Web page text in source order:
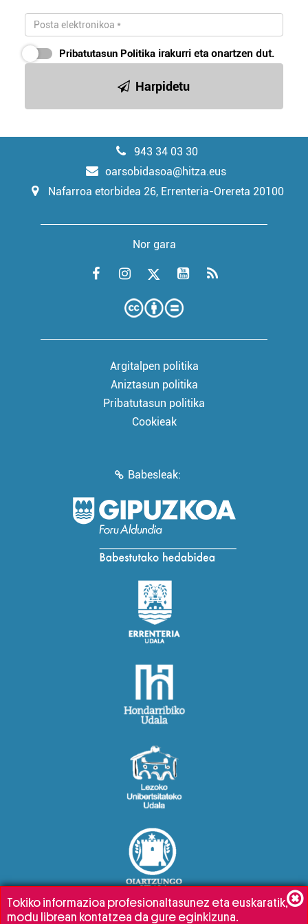
Pribatutasun Politika irakurri eta onartzen dut.
Harpidetu
943 34 03 30
oarsobidasoa@hitza.eus
Nafarroa etorbidea 26, Errenteria-Orereta 20100
Nor gara
Argitalpen politika
Aniztasun politika
Pribatutasun politika
Cookieak
Babesleak:
Tokiko informazioa profesionaltasunez eta euskaratik,
modu librean kontatzea da gure eginkizuna.